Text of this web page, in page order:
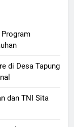
Program
di Desa Tapung
dan TNI Sita